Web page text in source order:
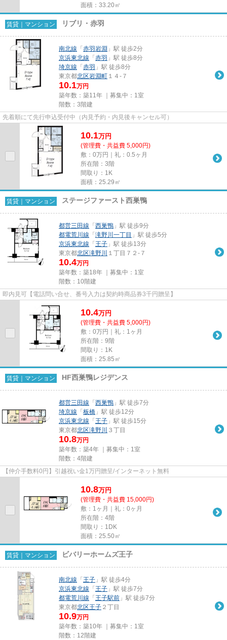
面積：33.20㎡
賃貸｜マンション リブリ・赤羽
南北線 「 赤羽岩淵 」駅 徒歩2分
京浜東北線 「 赤羽 」駅 徒歩8分
埼京線 「 赤羽 」駅 徒歩8分
東京都北区岩淵町 １４-７
10.1万円
築年数：築11年 ｜募集中： 1室
階数：3階建
先着順にて先行申込受付中（内見予約・内見後キャンセル可）
10.1万円
(管理費・共益費 5,000円)
敷：0万円｜礼：0.5ヶ月
所在階：3階
間取り：1K
面積：25.29㎡
賃貸｜マンション ステージファースト西巣鴨
都営三田線 「 西巣鴨 」駅 徒歩9分
都電荒川線 「 滝野川一丁目 」駅 徒歩5分
京浜東北線 「 王子 」駅 徒歩13分
東京都北区滝野川 １丁目７２-７
10.4万円
築年数：築18年 ｜募集中： 1室
階数：10階建
即内見可【電話問い合せ、番号入力は契約時商品券3千円贈呈】
10.4万円
(管理費・共益費 5,000円)
敷：0万円｜礼：1ヶ月
所在階：9階
間取り：1K
面積：25.85㎡
賃貸｜マンション HF西巣鴨レジデンス
都営三田線 「 西巣鴨 」駅 徒歩7分
埼京線 「 板橋 」駅 徒歩12分
京浜東北線 「 王子 」駅 徒歩15分
東京都北区滝野川 ３丁目
10.8万円
築年数：築4年 ｜募集中： 1室
階数：4階建
【仲介手数料0円】引越祝い金1万円贈呈/インターネット無料
10.8万円
(管理費・共益費 15,000円)
敷：1ヶ月｜礼：0ヶ月
所在階：4階
間取り：1DK
面積：25.50㎡
賃貸｜マンション ビバリーホームズ王子
南北線 「 王子 」駅 徒歩4分
京浜東北線 「 王子 」駅 徒歩7分
都電荒川線 「 王子駅前 」駅 徒歩7分
東京都北区王子 ２丁目
10.9万円
築年数：築10年 ｜募集中： 1室
階数：12階建